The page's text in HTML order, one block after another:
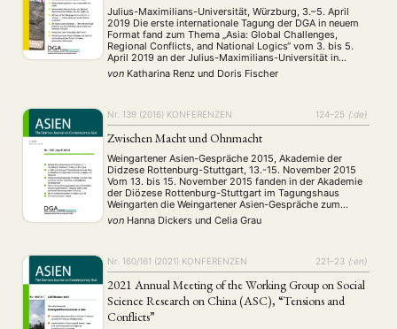
Julius-Maximilians-Universität, Würzburg, 3.–5. April
2019 Die erste internationale Tagung der DGA in neuem
Format fand zum Thema „Asia: Global Challenges,
Regional Conflicts, and National Logics“ vom 3. bis 5.
April 2019 an der Julius-Maximilians-Universität in
Würzburg statt. An die 90 Wissenschaftler:innen und
Studierende aus aller Welt, darunter Indien, China und
von Katharina Renz und Doris Fischer
Nr. 139 (2016) KONFERENZEN 124–25 {:de}
Zwischen Macht und Ohnmacht
Weingartener Asien-Gespräche 2015, Akademie der
Didzese Rottenburg-Stuttgart, 13.-15. November 2015
Vom 13. bis 15. November 2015 fanden in der Akademie
der Diözese Rottenburg-Stuttgart im Tagungshaus
Weingarten die Weingartener Asien-Gespräche zum
Thema „Zwischen Macht und Ohnmacht -
Menschenrechte, Bürgerrechte und Representation in
von Hanna Dickers und Celia Grau
Nr. 160/161 (2021) KONFERENZEN 221–23 {:en}
2021 Annual Meeting of the Working Group on Social
Science Research on China (ASC), “Tensions and
Conflicts”